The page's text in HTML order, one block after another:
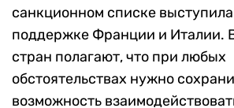
санкционном списке
поддержке Франции и Италии.
стран полагают, что при любых
обстоятельствах нужно
возможность